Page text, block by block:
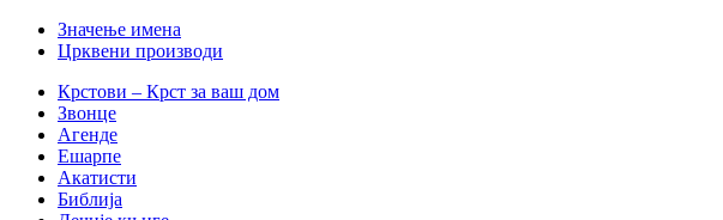
Значење имена
Црквени производи
Крстови – Крст за ваш дом
Звонце
Агенде
Ешарпе
Акатисти
Библија